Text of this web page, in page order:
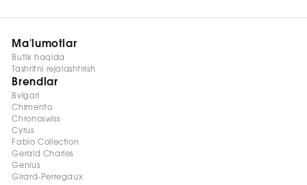
Ma'lumotlar
Butik haqida
Tashrifni rejalashtirish
Brendlar
Bvlgari
Chimento
Chronoswiss
Cyrus
Fabio Collection
Gerald Charles
Genius
Girard-Perregaux